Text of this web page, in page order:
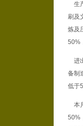
生
刷及
炼及
50%
进
备制
低于
本
50%